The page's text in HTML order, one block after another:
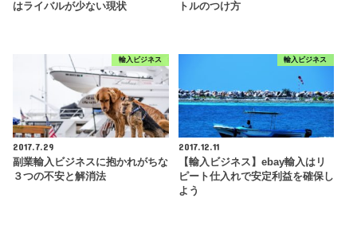
はライバルが少ない現状
トルのつけ方
輸入ビジネス
2017.7.29
副業輸入ビジネスに抱かれがちな
３つの不安と解消法
輸入ビジネス
2017.12.11
【輸入ビジネス】ebay輸入はリ
ピート仕入れで安定利益を確保し
よう